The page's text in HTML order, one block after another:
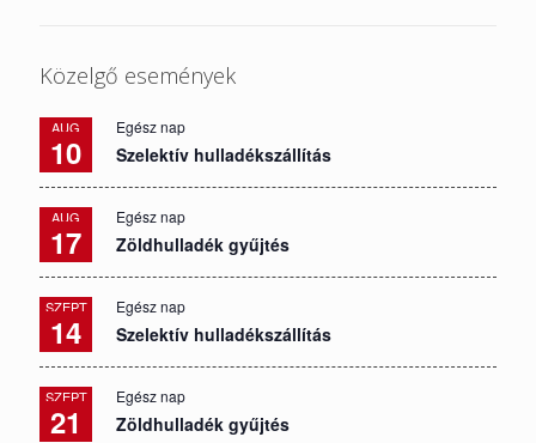
Közelgő események
AUG
10
Egész nap
Szelektív hulladékszállítás
AUG
17
Egész nap
Zöldhulladék gyűjtés
SZEPT
14
Egész nap
Szelektív hulladékszállítás
SZEPT
21
Egész nap
Zöldhulladék gyűjtés